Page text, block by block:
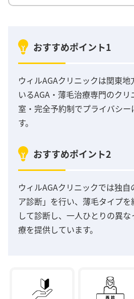
おすすめポイント1
ウィルAGAクリニックは関東
いるAGA・薄毛治療専門のク
室・完全予約制でプライバシ
す。
おすすめポイント2
ウィルAGAクリニックでは独
ア診断」を行い、薄毛タイプ
して診断し、一人ひとりの異
療を提供しています。